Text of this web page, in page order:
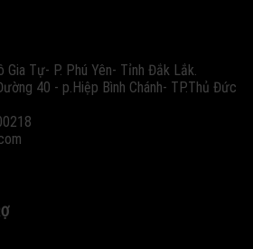
Tự- P. Phú Yên- Tỉnh Đắk Lắk.
40 - p.Hiệp Bình Chánh- TP.Thủ Đức